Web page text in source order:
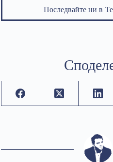
Последвайте ни в